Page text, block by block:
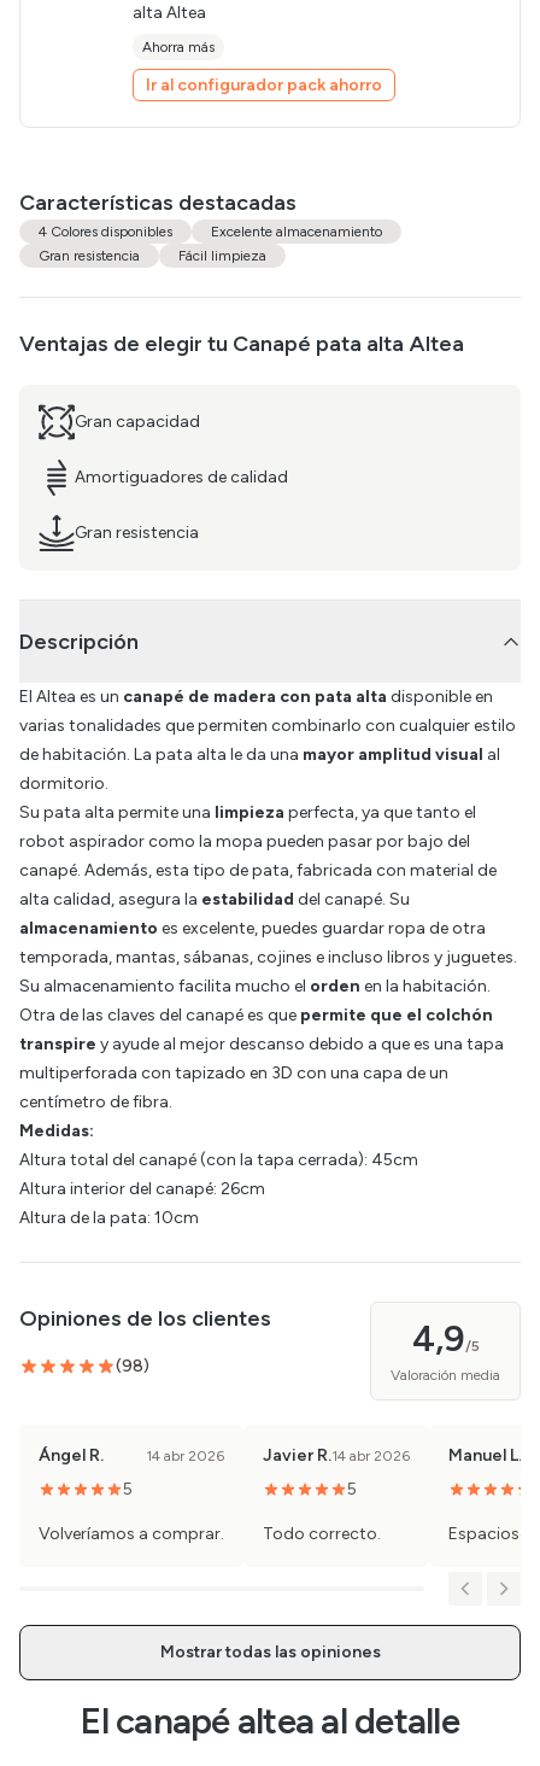
alta Altea
Ahorra más
Ir al configurador pack ahorro
Características destacadas
4 Colores disponibles
Excelente almacenamiento
Gran resistencia
Fácil limpieza
Ventajas de elegir tu Canapé pata alta Altea
Gran capacidad
Amortiguadores de calidad
Gran resistencia
Descripción
El Altea es un canapé de madera con pata alta disponible en
varias tonalidades que permiten combinarlo con cualquier estilo
de habitación. La pata alta le da una mayor amplitud visual al
dormitorio.
Su pata alta permite una limpieza perfecta, ya que tanto el
robot aspirador como la mopa pueden pasar por bajo del
canapé. Además, esta tipo de pata, fabricada con material de
alta calidad, asegura la estabilidad del canapé. Su
almacenamiento es excelente, puedes guardar ropa de otra
temporada, mantas, sábanas, cojines e incluso libros y juguetes.
Su almacenamiento facilita mucho el orden en la habitación.
Otra de las claves del canapé es que permite que el colchón
transpire y ayude al mejor descanso debido a que es una tapa
multiperforada con tapizado en 3D con una capa de un
centímetro de fibra.
Medidas:
Altura total del canapé (con la tapa cerrada): 45cm
Altura interior del canapé: 26cm
Altura de la pata: 10cm
Opiniones de los clientes
(98)
4,9/5
Valoración media
Ángel R. 14 abr 2026
5
Volveríamos a comprar.
Javier R.14 abr 2026
5
Todo correcto.
Manuel L.
Espacioso
Mostrar todas las opiniones
El canapé altea al detalle